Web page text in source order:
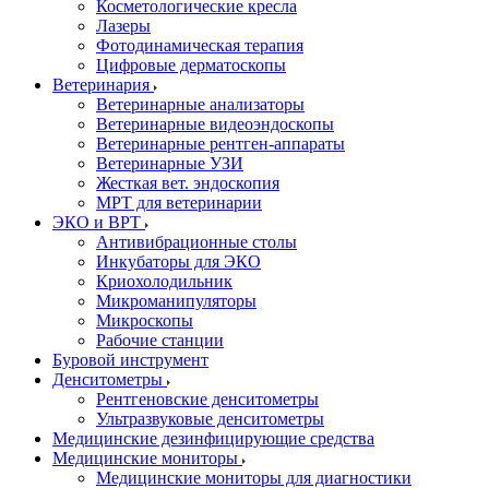
Косметологические кресла
Лазеры
Фотодинамическая терапия
Цифровые дерматоскопы
Ветеринария
Ветеринарные анализаторы
Ветеринарные видеоэндоскопы
Ветеринарные рентген-аппараты
Ветеринарные УЗИ
Жесткая вет. эндоскопия
МРТ для ветеринарии
ЭКО и ВРТ
Антивибрационные столы
Инкубаторы для ЭКО
Криохолодильник
Микроманипуляторы
Микроскопы
Рабочие станции
Буровой инструмент
Денситометры
Рентгеновские денситометры
Ультразвуковые денситометры
Медицинские дезинфицирующие средства
Медицинские мониторы
Медицинские мониторы для диагностики